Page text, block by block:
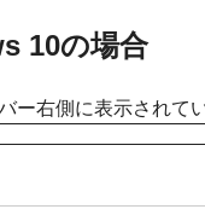
10の場合
ー右側に表示されて